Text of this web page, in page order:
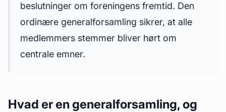
beslutninger om foreningens fremtid. Den
ordinære generalforsamling sikrer, at alle
medlemmers stemmer bliver hørt om
centrale emner.
Hvad er en generalforsamling, og